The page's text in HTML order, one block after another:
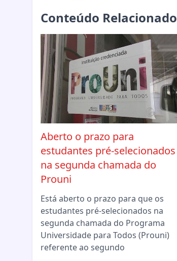
Conteúdo Relacionado
Aberto o prazo para
estudantes pré-selecionados
na segunda chamada do
Prouni
Está aberto o prazo para que os
estudantes pré-selecionados na
segunda chamada do Programa
Universidade para Todos (Prouni)
referente ao segundo